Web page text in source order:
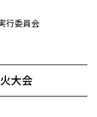
行委員会
大会